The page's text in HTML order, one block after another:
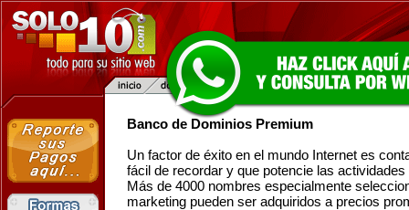
Banco de Dominios Premium
Un factor de éxito en el mundo Internet es
fácil de recordar y que potencie las
Más de 4000 nombres especialmente
marketing pueden ser adquiridos a precios